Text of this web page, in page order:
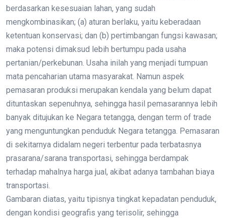
berdasarkan kesesuaian lahan, yang sudah
mengkombinasikan; (a) aturan berlaku, yaitu keberadaan
ketentuan konservasi; dan (b) pertimbangan fungsi kawasan;
maka potensi dimaksud lebih bertumpu pada usaha
pertanian/perkebunan. Usaha inilah yang menjadi tumpuan
mata pencaharian utama masyarakat. Namun aspek
pemasaran produksi merupakan kendala yang belum dapat
dituntaskan sepenuhnya, sehingga hasil pemasarannya lebih
banyak ditujukan ke Negara tetangga, dengan term of trade
yang menguntungkan penduduk Negara tetangga. Pemasaran
di sekitarnya didalam negeri terbentur pada terbatasnya
prasarana/sarana transportasi, sehingga berdampak
terhadap mahalnya harga jual, akibat adanya tambahan biaya
transportasi.
Gambaran diatas, yaitu tipisnya tingkat kepadatan penduduk,
dengan kondisi geografis yang terisolir, sehingga